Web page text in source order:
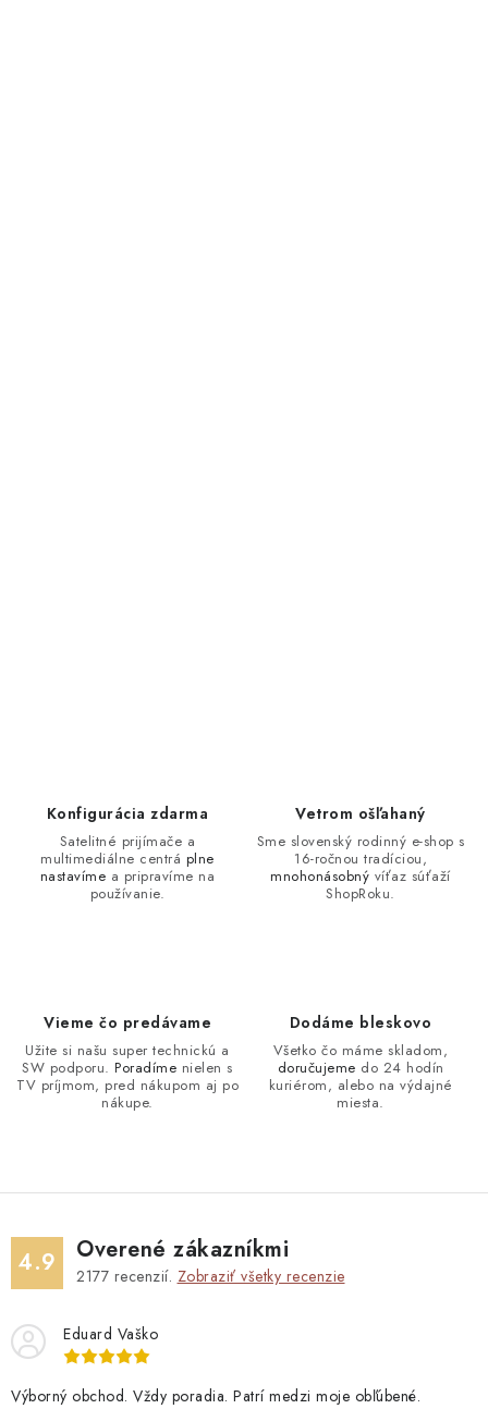
Konfigurácia zdarma
Satelitné prijímače a
multimediálne centrá plne
nastavíme a pripravíme na
používanie.
Vetrom ošľahaný
Sme slovenský rodinný e-shop s
16-ročnou tradíciou,
mnohonásobný víťaz súťaží
ShopRoku.
Vieme čo predávame
Užite si našu super technickú a
SW podporu. Poradíme nielen s
TV príjmom, pred nákupom aj po
nákupe.
Dodáme bleskovo
Všetko čo máme skladom,
doručujeme do 24 hodín
kuriérom, alebo na výdajné
miesta.
4.9 Overené zákazníkmi
2177 recenzií. Zobraziť všetky recenzie
Eduard Vaško
Výborný obchod. Vždy poradia. Patrí medzi moje obľúbené.